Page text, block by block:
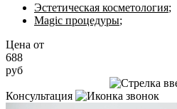
Эстетическая косметология;
Magic процедуры;
Цена от
688
руб
Консультация